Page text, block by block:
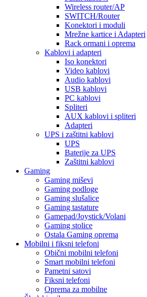
Wireless router/AP
SWITCH/Router
Konektori i moduli
Mrežne kartice i Adapteri
Rack ormani i oprema
Kablovi i adapteri
Iso konektori
Video kablovi
Audio kablovi
USB kablovi
PC kablovi
Spliteri
AUX kablovi i spliteri
Adapteri
UPS i zaštitni kablovi
UPS
Baterije za UPS
Zaštitni kablovi
Gaming
Gaming miševi
Gaming podloge
Gaming slušalice
Gaming tastature
Gamepad/Joystick/Volani
Gaming stolice
Ostala Gaming oprema
Mobilni i fiksni telefoni
Obični mobilni telefoni
Smart mobilni telefoni
Pametni satovi
Fiksni telefoni
Oprema za mobilne